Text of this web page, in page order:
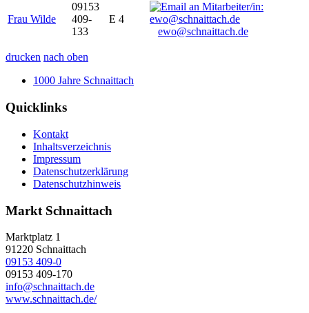
Frau Wilde
09153
409-
133
E 4
ewo@schnaittach.de
drucken nach oben
1000 Jahre Schnaittach
Quicklinks
Kontakt
Inhaltsverzeichnis
Impressum
Datenschutzerklärung
Datenschutzhinweis
Markt Schnaittach
Marktplatz 1
91220 Schnaittach
09153 409-0
09153 409-170
info@schnaittach.de
www.schnaittach.de/